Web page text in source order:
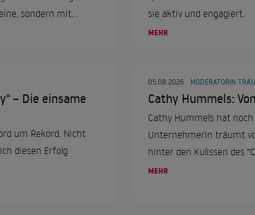
sondern mit
sie aktiv und engagiert.
MEHR
– Die einsame
um Rekord. Nicht
diesen Erfolg
05.08.2026 MODERATORIN
Cathy Hummels:
Cathy Hummels hat
Unternehmerin träumt
hinter den Kulissen des
Ambitionen und sprach
MEHR